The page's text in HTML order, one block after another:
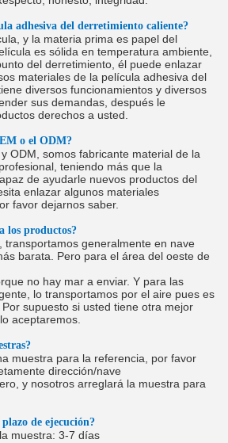
adhesiva del derretimiento caliente?
y la materia prima es papel del
es sólida en temperatura ambiente,
del derretimiento, él puede enlazar
materiales de la película adhesiva del
diversos funcionamientos y diversos
sus demandas, después le
derechos a usted.
o el ODM?
ODM, somos fabricante material de la
teniendo más que la
de ayudarle nuevos productos del
enlazar algunos materiales
favor dejarnos saber.
los productos?
transportamos generalmente en nave
barata. Pero para el área del oeste de
no hay mar a enviar. Y para las
lo transportamos por el aire pues es
supuesto si usted tiene otra mejor
aceptaremos.
muestra para la referencia, por favor
dirección/nave
y nosotros arreglará la muestra para
de ejecución?
muestra: 3-7 días